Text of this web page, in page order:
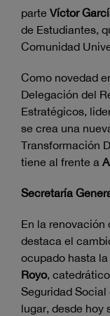
parte Víctor
de Estudiantes,
Comunidad
Como novedad
Delegación del
Estratégicos,
se crea una
Transformación
tiene al frente a
Secretaría
En la renovación
destaca el
ocupado hasta
Royo,
Seguridad Social
lugar, desde hoy